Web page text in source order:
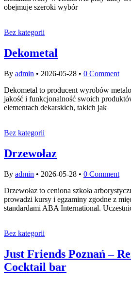
obejmuje szeroki wybór
Bez kategorii
Dekometal
By admin • 2026-05-28 • 0 Comment
Dekometal to producent wyrobów
jakość i funkcjonalność swoich
elementach dekarskich, takich jak
Bez kategorii
Drzewołaz
By admin • 2026-05-28 • 0 Comment
Drzewołaz to ceniona szkoła
prowadzi kursy i egzaminy zgodne z
standardami ABA International.
Bez kategorii
Just Friends Poznań –
Cocktail bar